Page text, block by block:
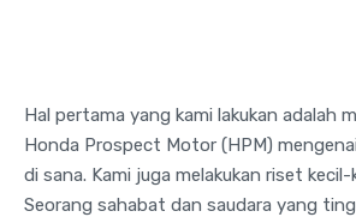
Hal pertama yang kami lakukan adalah
Honda Prospect Motor (HPM)
di sana. Kami juga melakukan riset kecil-
Seorang sahabat dan saudara yang